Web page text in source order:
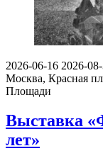
2026-06-16 2026-08-
Москва, Красная
Площади
Выставка
лет»